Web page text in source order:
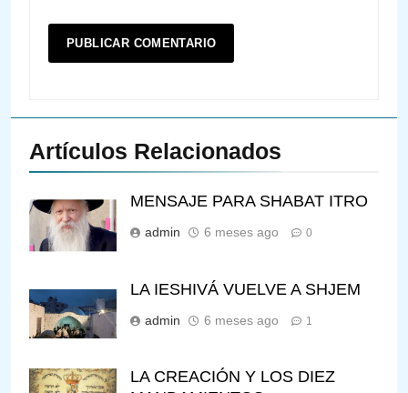
Artículos Relacionados
MENSAJE PARA SHABAT ITRO
admin 6 meses ago 0
LA IESHIVÁ VUELVE A SHJEM
admin 6 meses ago 1
LA CREACIÓN Y LOS DIEZ